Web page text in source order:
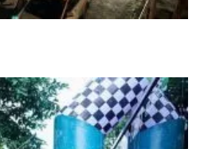
Bakauheni mulai